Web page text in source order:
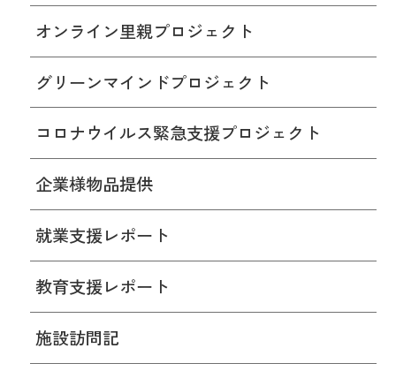
オンライン里親プロジェクト
グリーンマインドプロジェクト
コロナウイルス緊急支援プロジェクト
企業様物品提供
就業支援レポート
教育支援レポート
施設訪問記